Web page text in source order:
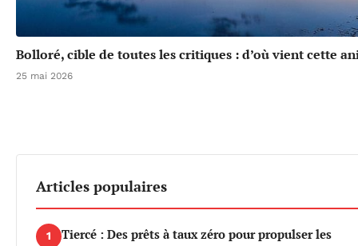
Bolloré, cible de toutes les critiques : d’où vient cette
25 mai 2026
Articles populaires
1
Tiercé : Des prêts à taux zéro pour propulser les